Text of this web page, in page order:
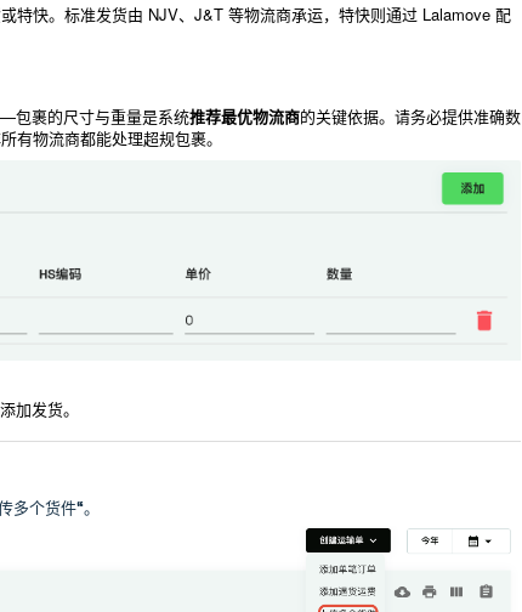
特快。标准发货由 NJV、J&T 等物流商承运，特快则通过 Lalamove 配
包裹的尺寸与重量是系统推荐最优物流商的关键依据。请务必提供准确数
有物流商都能处理超规包裹。
加发货。
多个货件“。